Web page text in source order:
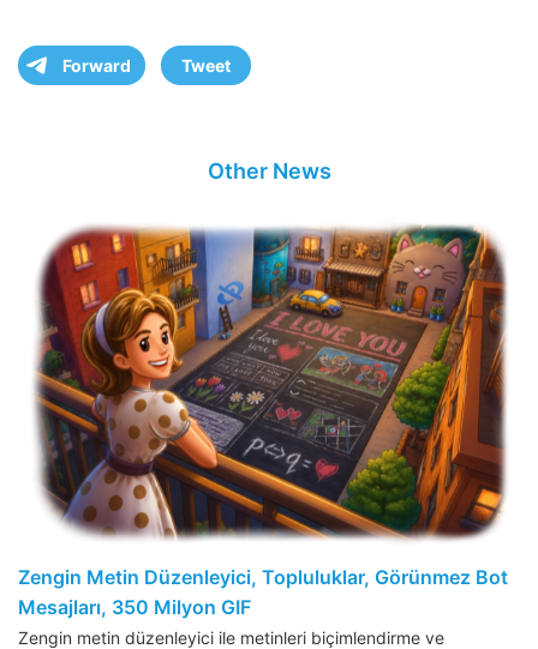
Forward Tweet
Other News
Zengin Metin Düzenleyici, Topluluklar, Görünmez Bot
Mesajları, 350 Milyon GIF
Zengin metin düzenleyici ile metinleri biçimlendirme ve